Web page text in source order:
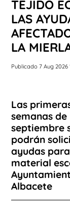
TEJIDO
LAS
LA
Publicado 7 Aug 2026
Las
semanas de
septiembre
podrán
ayudas para
material
Albacete